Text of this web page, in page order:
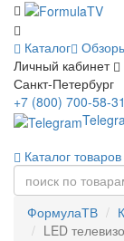
Каталог
Личный кабинет
Санкт-Петербург
+7 (800) 700-58-31
Каталог товаров
ФормулаТВ
LED